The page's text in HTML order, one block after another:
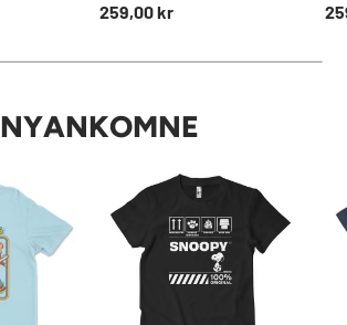
Normal pris
259,00 kr
NYANKOMNE